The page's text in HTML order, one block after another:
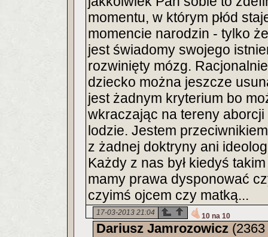
momentu, w którym płód
momencie narodzin - tylko
jest świadomy swojego
rozwinięty mózg.
dziecko można jeszcze
jest żadnym kryterium bo
wkraczając na tereny
lodzie. Jestem
z żadnej doktryny ani
Każdy z nas był kiedyś
mamy prawa dysponować
czyimś ojcem czy matką...
17-03-2013 21:04 10 na 10
Dariusz Jamrozowicz